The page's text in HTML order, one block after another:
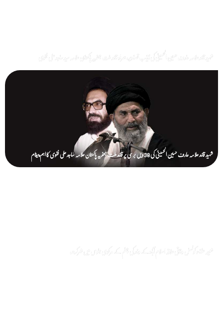
شہید قائد علامہ عارف حسین الحسینیؒ کی 38ویں برسی پر قائد ملت جعفریہ پاکستان علامہ ساجد علی نقوی کا اہم پیغام